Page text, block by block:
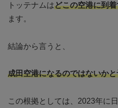
トッテナムはどこの空港に到
ます。
結論から言うと、
成田空港になるのではないか
この根拠としては、2023年に